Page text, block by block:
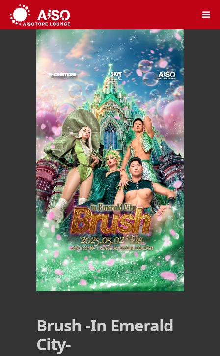
Brush -In Emerald
City-